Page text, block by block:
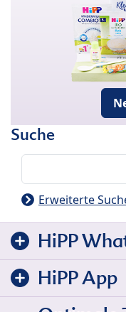
Suche
Erweiterte
HiPP
HiPP App